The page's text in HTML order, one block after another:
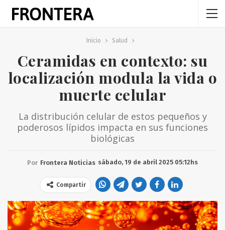
Inicio Salud
Ceramidas en contexto: su
localización modula la vida o
muerte celular
La distribución celular de estos pequeños y
poderosos lípidos impacta en sus funciones
biológicas
Por Frontera Noticias sábado, 19 de abril 2025 05:12hs
Compartir